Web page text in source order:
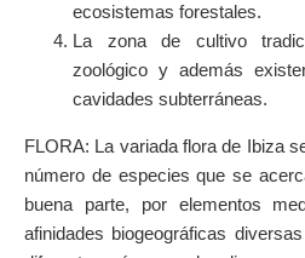
ecosistemas forestales.
La zona de cultivo
zoológico y además
cavidades subterráneas.
FLORA: La variada flora de Ibiza
número de especies que se
buena parte, por elementos
afinidades biogeográficas